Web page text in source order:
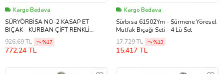
Kargo Bedava
SÜRYÖRBİSA NO-2 KASAP ET
BIÇAK - KURBAN ÇİFT RENKLİ
PLASTİK SAPLI
926,69 TL %17
772,24 TL
Kargo Bedava
Sürbısa 61502Ym - Sürmene Yöresel
Mutfak Bıçağı Seti - 4 Lü Set
17.729 TL
%13
15.417 TL